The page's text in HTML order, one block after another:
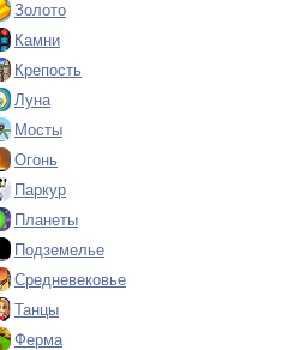
Золото
Камни
Крепость
Луна
Мосты
Огонь
Паркур
Планеты
Подземелье
Средневековье
Танцы
Ферма